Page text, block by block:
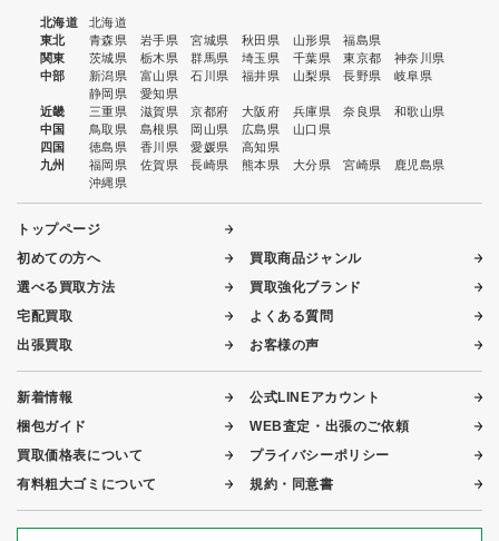
北海道
北海道
東北
青森県 岩手県 宮城県 秋田県 山形県
福島県
関東
茨城県 栃木県 群馬県 埼玉県 千葉県 東京都
神奈川県
中部
新潟県 富山県 石川県 福井県 山梨県 長野県
岐阜県
静岡県
愛知県
近畿
三重県 滋賀県 京都府 大阪府 兵庫県 奈良県
和歌山県
中国
鳥取県 島根県 岡山県 広島県
山口県
四国
徳島県 香川県 愛媛県
高知県
九州
福岡県 佐賀県 長崎県 熊本県 大分県 宮崎県
鹿児島県
沖縄県
トップページ
初めての方へ
選べる買取方法
宅配買取
出張買取
買取商品ジャンル
買取強化ブランド
よくある質問
お客様の声
新着情報
梱包ガイド
買取価格表について
有料粗大ゴミについて
公式LINEアカウント
WEB査定・出張のご依頼
プライバシーポリシー
規約・同意書